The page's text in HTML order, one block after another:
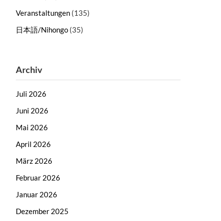
Veranstaltungen(135)
日本語/Nihongo(35)
Archiv
Juli 2026
Juni 2026
Mai 2026
April 2026
März 2026
Februar 2026
Januar 2026
Dezember 2025